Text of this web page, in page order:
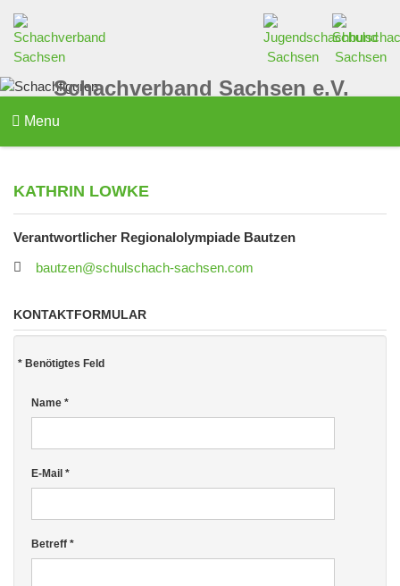
Schachverband Sachsen e.V.
Menu
KATHRIN LOWKE
Verantwortlicher Regionalolympiade Bautzen
bautzen@schulschach-sachsen.com
KONTAKTFORMULAR
* Benötigtes Feld
Name *
E-Mail *
Betreff *